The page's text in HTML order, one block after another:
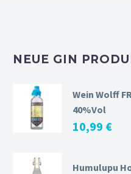
NEUE GIN
Wein Wolff
40%Vol
10,99 €
Humulupu